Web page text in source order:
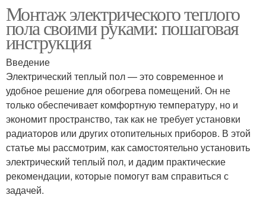
Монтаж электрического теплого
пола своими руками: пошаговая
инструкция
Введение
Электрический теплый пол — это современное и
удобное решение для обогрева помещений. Он не
только обеспечивает комфортную температуру, но и
экономит пространство, так как не требует установки
радиаторов или других отопительных приборов. В этой
статье мы рассмотрим, как самостоятельно установить
электрический теплый пол, и дадим практические
рекомендации, которые помогут вам справиться с
задачей.